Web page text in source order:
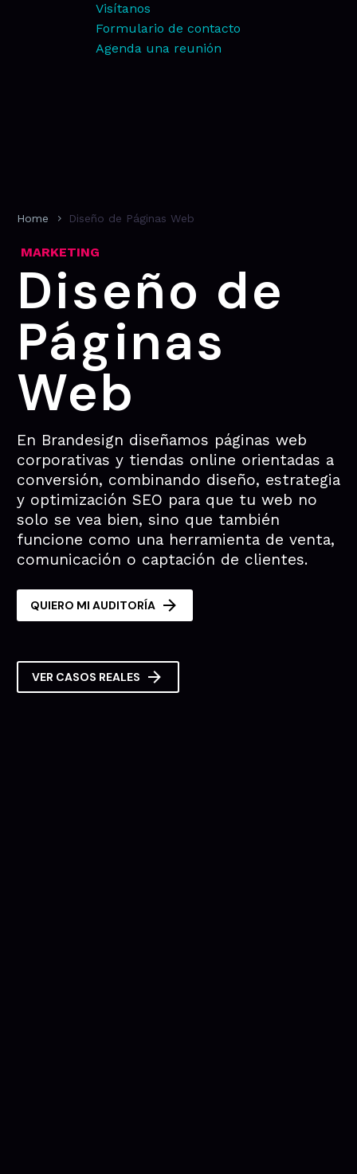
Visítanos
Formulario de contacto
Agenda una reunión
Home Diseño de Páginas Web
MARKETING
Diseño de
Páginas
Web
En Brandesign diseñamos páginas web
corporativas y tiendas online orientadas a
conversión, combinando diseño, estrategia
y optimización SEO para que tu web no
solo se vea bien, sino que también
funcione como una herramienta de venta,
comunicación o captación de clientes.
QUIERO MI AUDITORÍA 
VER CASOS REALES 